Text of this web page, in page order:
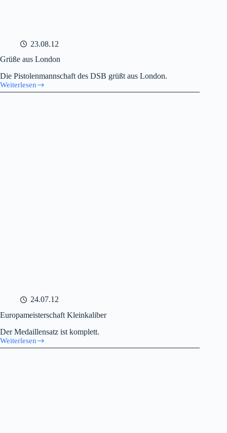
23.08.12
Grüße aus London
Die Pistolenmannschaft des DSB grüßt aus London.
Weiterlesen
Grüße
24.07.12
Europameisterschaft Kleinkaliber
Der Medaillensatz ist komplett.
Weiterlesen
Europameisterschaft